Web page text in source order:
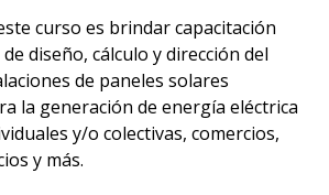
curso es brindar capacitación
diseño, cálculo y dirección del
de paneles solares
la generación de energía eléctrica
y/o colectivas, comercios,
y más.